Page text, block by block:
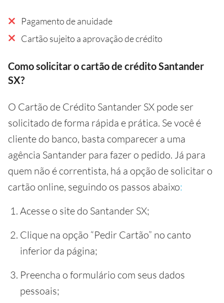
Pagamento de anuidade
Cartão sujeito a aprovação de crédito
Como solicitar o cartão de crédito Santander
SX?
O Cartão de Crédito Santander SX pode ser
solicitado de forma rápida e prática. Se você é
cliente do banco, basta comparecer a uma
agência Santander para fazer o pedido. Já para
quem não é correntista, há a opção de solicitar o
cartão online, seguindo os passos abaixo:
Acesse o site do Santander SX;
Clique na opção “Pedir Cartão” no canto
inferior da página;
Preencha o formulário com seus dados
pessoais;